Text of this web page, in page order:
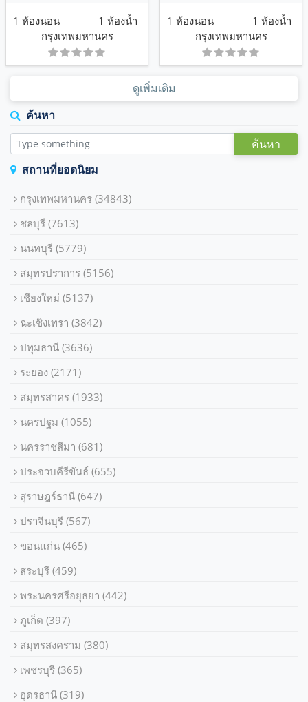
1 ห้องนอน
1 ห้องน้ำ
กรุงเทพมหานคร
1 ห้องนอน
1 ห้องน้ำ
กรุงเทพมหานคร
ดูเพิ่มเติม
ค้นหา
ค้นหา
สถานที่ยอดนิยม
กรุงเทพมหานคร
(34843)
ชลบุรี
(7613)
นนทบุรี
(5779)
สมุทรปราการ
(5156)
เชียงใหม่
(5137)
ฉะเชิงเทรา
(3842)
ปทุมธานี
(3636)
ระยอง
(2171)
สมุทรสาคร
(1933)
นครปฐม
(1055)
นครราชสีมา
(681)
ประจวบคีรีขันธ์
(655)
สุราษฎร์ธานี
(647)
ปราจีนบุรี
(567)
ขอนแก่น
(465)
สระบุรี
(459)
พระนครศรีอยุธยา
(442)
ภูเก็ต
(397)
สมุทรสงคราม
(380)
เพชรบุรี
(365)
อุดรธานี
(319)